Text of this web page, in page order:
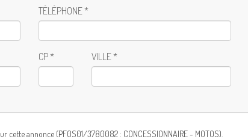
TÉLÉPHONE *
CP * VILLE *